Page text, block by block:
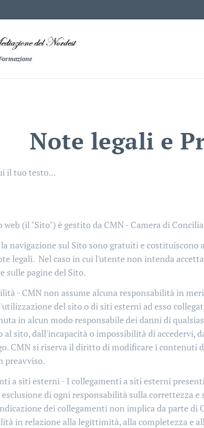
Note legali e
il tuo testo...
web (il "Sito") è gestito da CMN - Camera di
la navigazione sul Sito sono gratuiti e
legali. Nel caso in cui l'utente non intenda
sulle pagine del Sito.
- CMN non assume alcuna responsabilità in
del sito o di siti esterni ad esso
in alcun modo responsabile dei danni di
al sito, dall'incapacità o impossibilità di
CMN si riserva il diritto di modificare i contenuti
preavviso.
a siti esterni - I collegamenti a siti esterni
di ogni responsabilità sulla correttezza
dei collegamenti non implica da parte di
in relazione alla legittimità, alla completezza e